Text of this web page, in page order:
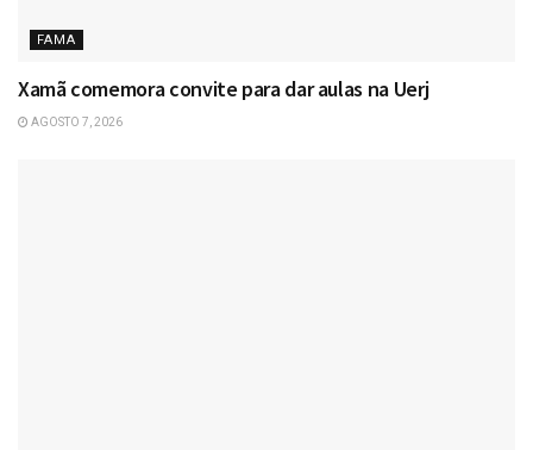
FAMA
Xamã comemora convite para dar aulas na Uerj
AGOSTO 7, 2026